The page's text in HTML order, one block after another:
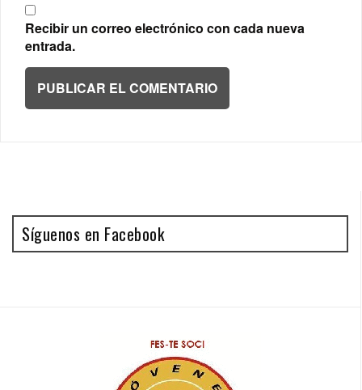
Recibir un correo electrónico con cada nueva
entrada.
Síguenos en Facebook